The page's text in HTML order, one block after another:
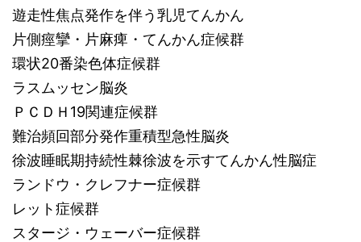
遊走性焦点発作を伴う乳児てんかん
片側痙攣・片麻痺・てんかん症候群
環状20番染色体症候群
ラスムッセン脳炎
ＰＣＤＨ19関連症候群
難治頻回部分発作重積型急性脳炎
徐波睡眠期持続性棘徐波を示すてんかん性脳症
ランドウ・クレフナー症候群
レット症候群
スタージ・ウェーバー症候群